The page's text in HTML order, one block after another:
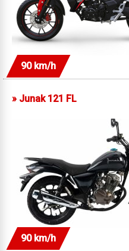
90 km/h
» Junak 121 FL
90 km/h